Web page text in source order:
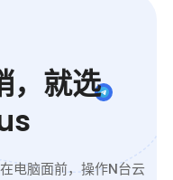
，就选
电脑面前，操作N台云